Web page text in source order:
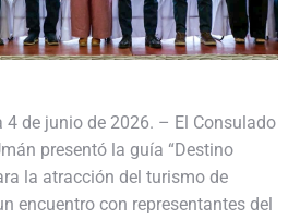
4 de junio de 2026. – El Consulado
presentó la guía “Destino
la atracción del turismo de
encuentro con representantes del